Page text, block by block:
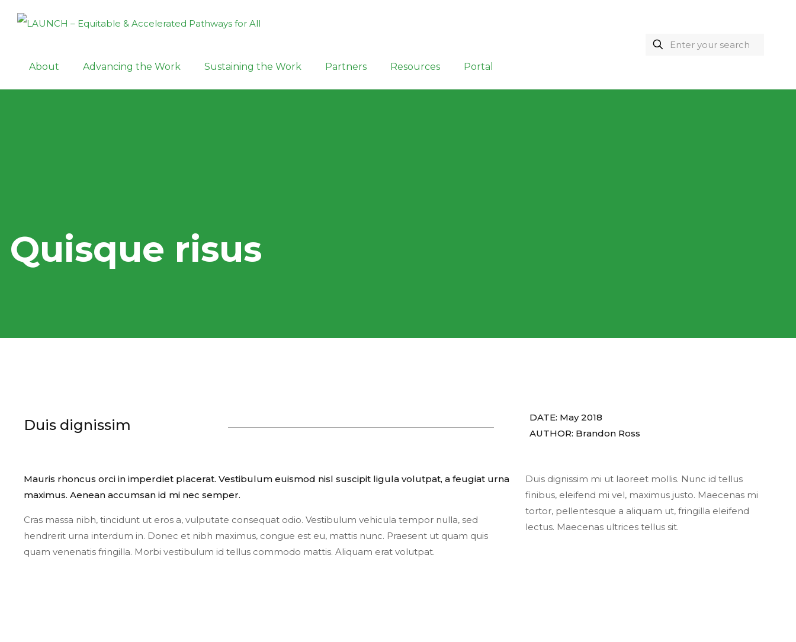
About Advancing the Work Sustaining the Work Partners Resources Portal
Quisque risus
Duis dignissim
DATE: May 2018
AUTHOR: Brandon Ross
Mauris rhoncus orci in imperdiet placerat. Vestibulum euismod nisl suscipit ligula volutpat, a feugiat urna
maximus. Aenean accumsan id mi nec semper.
Cras massa nibh, tincidunt ut eros a, vulputate consequat odio. Vestibulum vehicula tempor nulla, sed
hendrerit urna interdum in. Donec et nibh maximus, congue est eu, mattis nunc. Praesent ut quam quis
quam venenatis fringilla. Morbi vestibulum id tellus commodo mattis. Aliquam erat volutpat.
Duis dignissim mi ut laoreet mollis. Nunc id tellus
finibus, eleifend mi vel, maximus justo. Maecenas mi
tortor, pellentesque a aliquam ut, fringilla eleifend
lectus. Maecenas ultrices tellus sit.